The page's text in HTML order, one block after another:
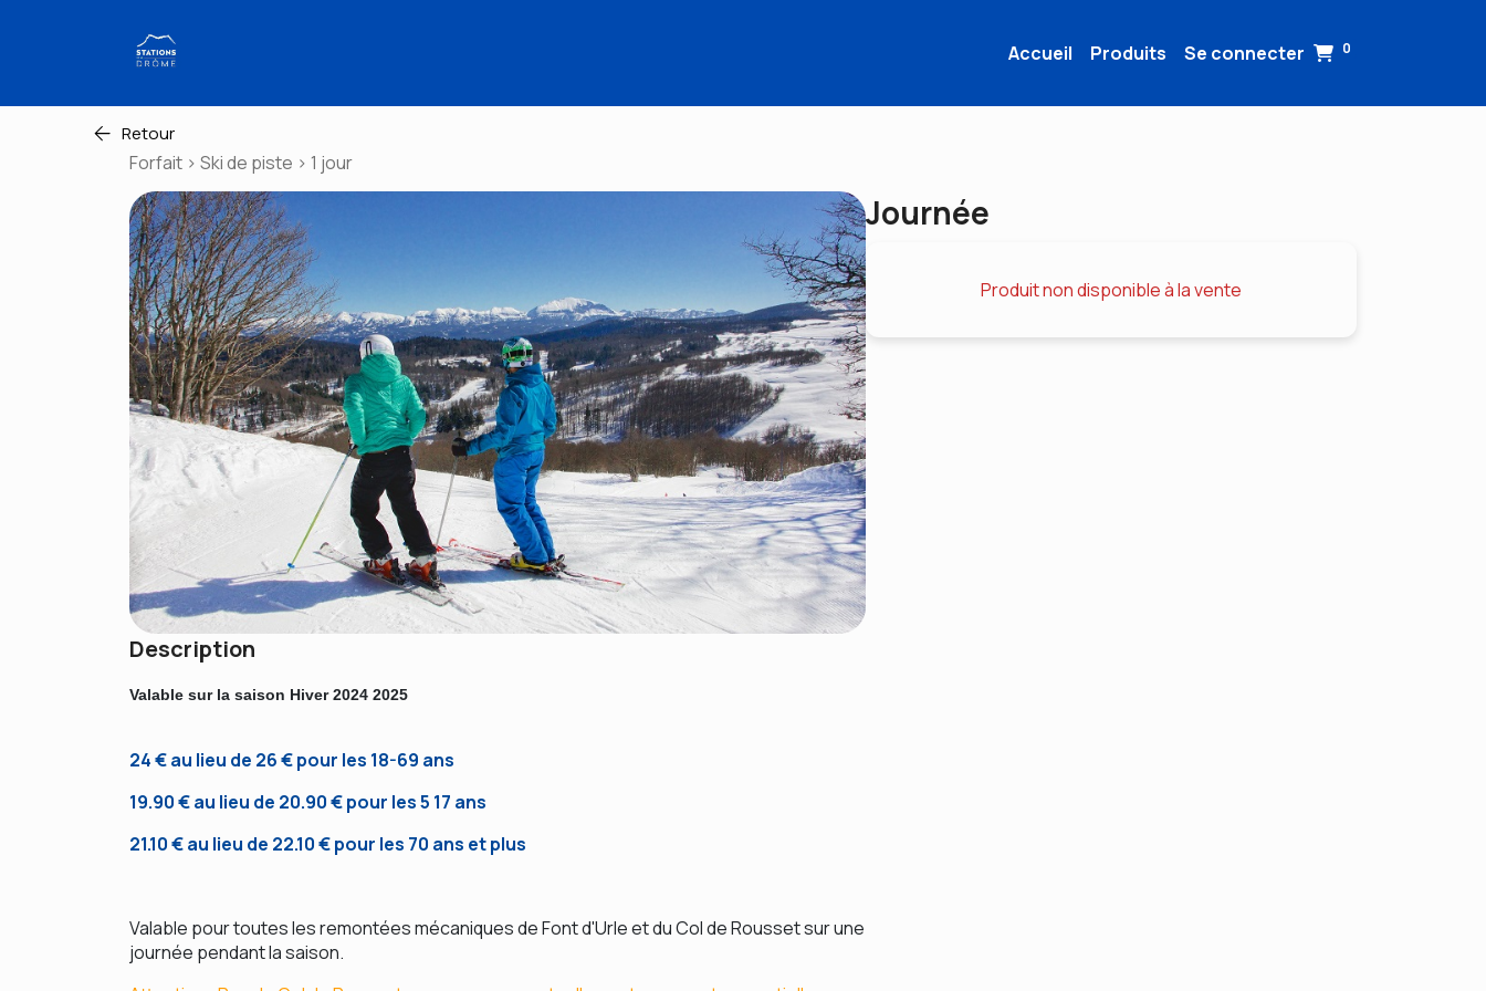
Accueil Produits Se connecter 0
Retour
Forfait > Ski de piste > 1 jour
Description
Valable sur la saison Hiver 2024 2025
24 € au lieu de 26 € pour les 18-69 ans
19.90 € au lieu de 20.90 € pour les 5 17 ans
21.10 € au lieu de 22.10 € pour les 70 ans et plus
Valable pour toutes les remontées mécaniques de Font d'Urle et du Col de Rousset sur une
journée pendant la saison.
Journée
Produit non disponible à la vente